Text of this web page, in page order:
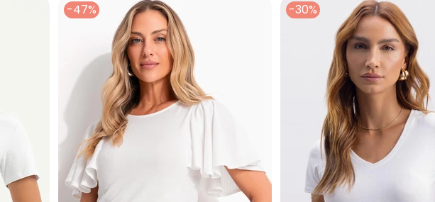
-47% -30%